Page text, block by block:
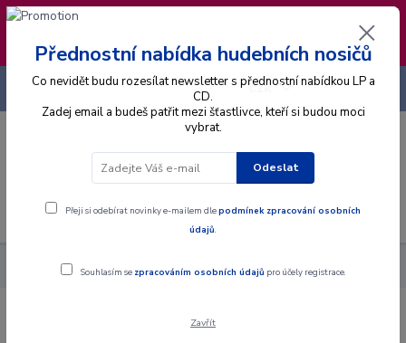
❣️ Od 4.8. do 13.8. čerpám dovolenou. Datum
expedice objednávek se posouvá na pátek
14.8.2026 🐋
Menu
CZK
+420 725 736 293
Alba CD DJ Dee Kline - I Don't Smoke - CD Singl
DJ Dee Kline - I Don't Smoke - CD Singl
Přednostní nabídka hudebních nosičů
Co nevidět budu rozesílat newsletter s přednostní nabídkou LP a
CD.
Zadej email a budeš patřit mezi šťastlivce, kteří si budou moci
vybrat.
Odeslat
Přeji si odebírat novinky e-mailem dlepodmínek zpracování osobních
údajů.
Souhlasím se zpracováním osobních údajů pro účely registrace.
Zavřít